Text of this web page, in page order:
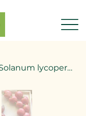
Tomate Rosa Corazón de Buey (Solanum lycopersicum)